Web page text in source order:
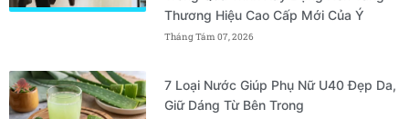
Thương Hiệu Cao Cấp Mới Của Ý
Tháng Tám 07, 2026
7 Loại Nước Giúp Phụ Nữ U40 Đẹp Da,
Giữ Dáng Từ Bên Trong